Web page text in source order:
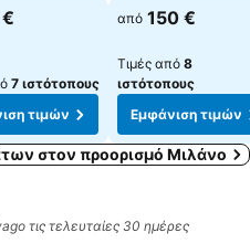
τιμών
7 ιστότοπους
τιμών
Εμφάνιση τιμών
από 150 €
Τιμές από 8
ιστότοπους
Εμφάνιση τιμών
στον προορισμό Μιλάνο
τις τελευταίες 30 ημέρες